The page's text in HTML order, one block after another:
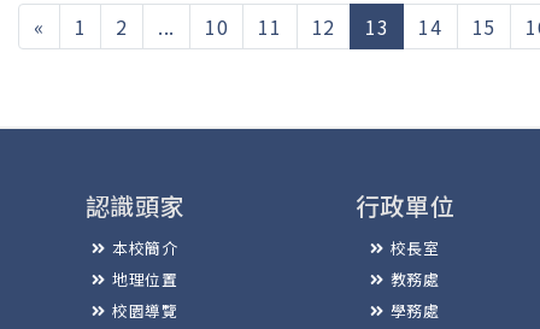
« 1 2 ... 10 11 12 13 (current)
14 15
認識頭家
本校簡介
地理位置
校園導覽
行政單位
校長室
教務處
學務處